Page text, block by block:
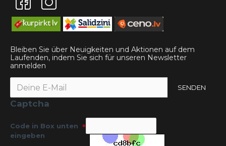
Bleiben Sie über Neuigkeiten und Aktionen auf dem
Laufenden, indem Sie sich für unseren Newsletter
anmelden
SENDEN
Captcha
Code in Box unten
eingeben